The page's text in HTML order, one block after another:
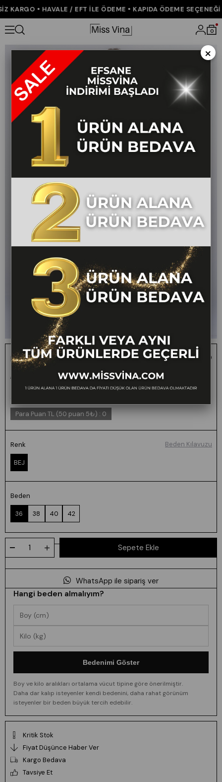
KARGO • HAVALE / EFT İLE ÖDEME • KAPIDA ÖDEME SEÇENEĞİ
0
Anasayfa ÇOK SATANLAR Elviera Düşük Bel Ekose Desen Keten
Elviera Düşük Bel Ekose Desen Keten Etek
₺2.200,00 ₺1.099,00 50
1 ALANA 1 BEDAVA -
FARKLI VEYA AYNI
TÜM ÜRÜNLERDE
Para Puan TL (50 puan 5₺) : 0
Renk
BEJ
Beden
36 38 40 42
Beden Kılavuzu
WhatsApp ile sipariş ver
Hangi beden almalıyım?
Bedenimi Göster
Boy ve kilo aralıkları ortalama vücut tipine göre önerilmiştir.
Daha dar kalıp isteyenler kendi bedenini, daha rahat görünüm
isteyenler bir beden büyük tercih edebilir.
Kritik Stok
Fiyat Düşünce Haber Ver
Kargo Bedava
Tavsiye Et
×